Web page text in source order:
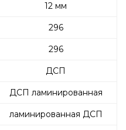
12 мм
296
296
ДСП
ДСП ламинированная
ламинированная ДСП